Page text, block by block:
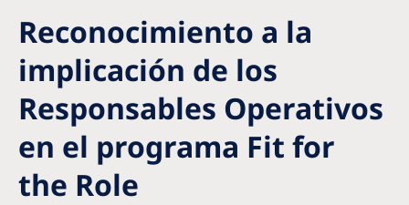
Germany
Israel
Italy
Netherlands
Poland
Reconocimiento a la
implicación de los
Responsables Operativos
en el programa Fit for
the Role